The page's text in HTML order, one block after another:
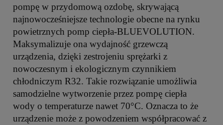
pompę w przydomową ozdobę, skrywającą
najnowocześniejsze technologie obecne na rynku
powietrznych pomp ciepła-BLUEVOLUTION.
Maksymalizuje ona wydajność grzewczą
urządzenia, dzięki zestrojeniu sprężarki z
nowoczesnym i ekologicznym czynnikiem
chłodniczym R32. Takie rozwiązanie umożliwia
samodzielne wytworzenie przez pompę ciepła
wody o temperaturze nawet 70°C. Oznacza to że
urządzenie może z powodzeniem współpracować z